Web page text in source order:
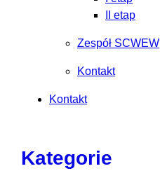
II etap
Zespół SCWEW
Kontakt
Kontakt
Kategorie